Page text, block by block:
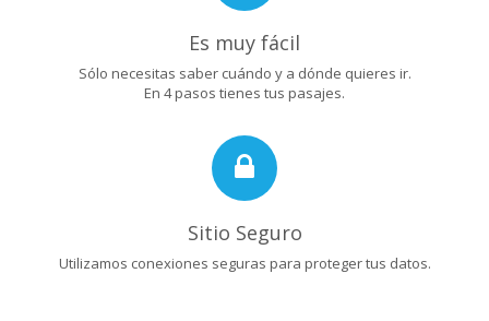
Es muy fácil
Sólo necesitas saber cuándo y a dónde quieres ir.
En 4 pasos tienes tus pasajes.
Sitio Seguro
Utilizamos conexiones seguras para proteger tus datos.